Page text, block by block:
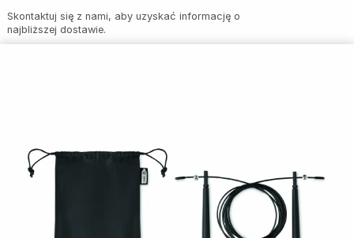
Skontaktuj się z nami, aby uzyskać informację o
najbliższej dostawie.